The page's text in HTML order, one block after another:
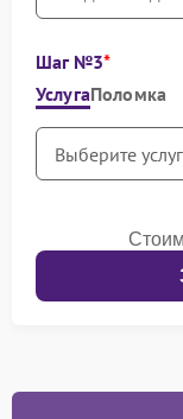
Шаг №3
УслугаПоломка